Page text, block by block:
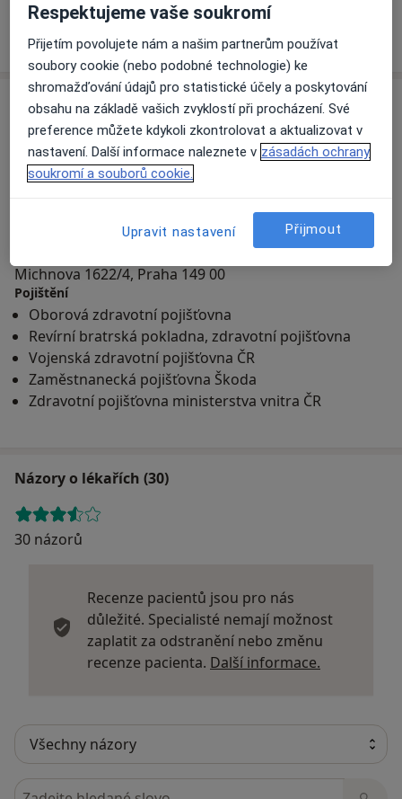
+ 1 specialista
Adresa
Přiblížit mapu
Michnova 1622/4, Praha 149 00
Pojištění
Oborová zdravotní pojišťovna
Revírní bratrská pokladna, zdravotní pojišťovna
Vojenská zdravotní pojišťovna ČR
Zaměstnanecká pojišťovna Škoda
Zdravotní pojišťovna ministerstva vnitra ČR
Názory o lékařích (30)
30 názorů
Recenze pacientů jsou pro nás
důležité. Specialisté nemají možnost
zaplatit za odstranění nebo změnu
recenze pacienta. Další informace.
Hledejte v názorech
Respektujeme vaše soukromí
Přijetím povolujete nám a našim partnerům používat
soubory cookie (nebo podobné technologie) ke
shromažďování údajů pro statistické účely a poskytování
obsahu na základě vašich zvyklostí při procházení. Své
preference můžete kdykoli zkontrolovat a aktualizovat v
nastavení. Další informace naleznete v zásadách ochrany
soukromí a souborů cookie.
Upravit nastavení Přijmout